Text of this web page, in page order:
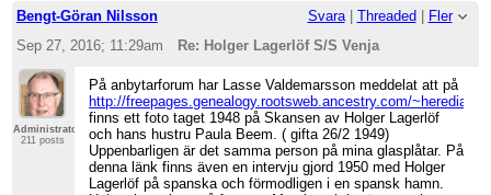
Bengt-Göran Nilsson Svara| Threaded
Fler
Sep 27, 2016; 11:29am
Re: Holger Lagerlöf S/S Venja
Administrator
211 posts
På anbytarforum har Lasse Valdemarsson meddelat att på
http://freepages.genealogy.rootsweb.ancestry.com/
finns ett foto taget 1948 på Skansen av Holger Lagerlöf
och hans hustru Paula Beem. ( gifta 26/2 1949)
Uppenbarligen är det samma person på mina glasplåtar. På
denna länk finns även en intervju gjord 1950 med Holger
Lagerlöf på spanska och förmodligen i en spansk hamn.